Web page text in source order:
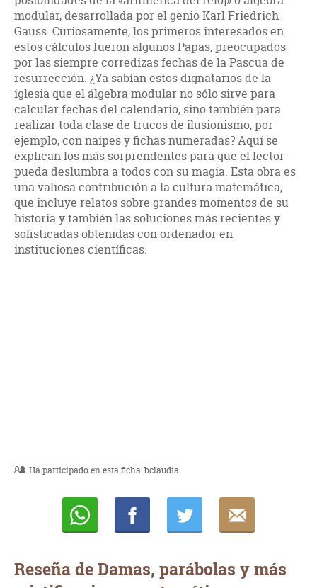
modular, desarrollada por el genio Karl Friedrich
Gauss. Curiosamente, los primeros interesados en
estos cálculos fueron algunos Papas, preocupados
por las siempre corredizas fechas de la Pascua de
resurrección. ¿Ya sabían estos dignatarios de la
iglesia que el álgebra modular no sólo sirve para
calcular fechas del calendario, sino también para
realizar toda clase de trucos de ilusionismo, por
ejemplo, con naipes y fichas numeradas? Aquí se
explican los más sorprendentes para que el lector
pueda deslumbra a todos con su magia. Esta obra es
una valiosa contribución a la cultura matemática,
que incluye relatos sobre grandes momentos de su
historia y también las soluciones más recientes y
sofisticadas obtenidas con ordenador en
instituciones científicas.
Ha participado en esta ficha:bclaudia
Reseña de Damas, parábolas y más